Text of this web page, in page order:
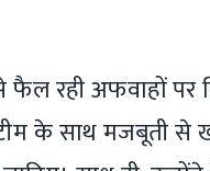
रही अफवाहों पर
टीम के साथ मजबूती